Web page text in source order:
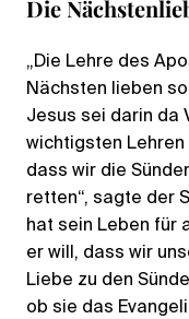
Die
„Die Lehre des
Nächsten lieben
Jesus sei darin da
wichtigsten
dass wir die
retten“, sagte der
hat sein Leben für
er will, dass wir
Liebe zu den
ob sie das